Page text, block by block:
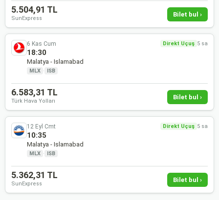
5.504,91 TL
SunExpress
Bilet bul ›
6 Kas Cum Direkt Uçuş 5 sa
18:30
Malatya - Islamabad
MLX · ISB
6.583,31 TL
Türk Hava Yolları
Bilet bul ›
12 Eyl Cmt Direkt Uçuş 5 sa
10:35
Malatya - Islamabad
MLX · ISB
5.362,31 TL
SunExpress
Bilet bul ›